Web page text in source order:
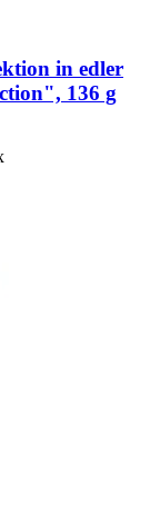
in edler
136 g